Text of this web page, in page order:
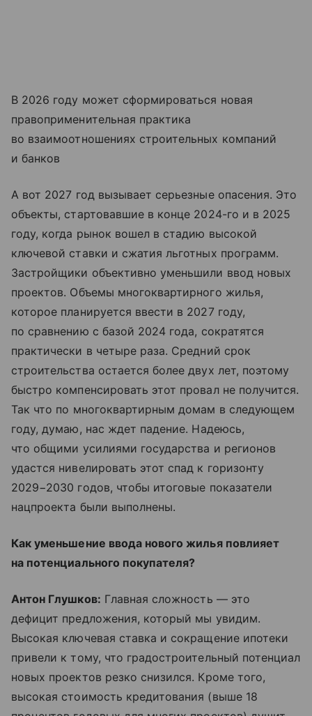
В 2026 году может сформироваться новая
правоприменительная практика
во взаимоотношениях строительных компаний
и банков
А вот 2027 год вызывает серьезные опасения. Это
объекты, стартовавшие в конце 2024-го и в 2025
году, когда рынок вошел в стадию высокой
ключевой ставки и сжатия льготных программ.
Застройщики объективно уменьшили ввод новых
проектов. Объемы многоквартирного жилья,
которое планируется ввести в 2027 году,
по сравнению с базой 2024 года, сократятся
практически в четыре раза. Средний срок
строительства остается более двух лет, поэтому
быстро компенсировать этот провал не получится.
Так что по многоквартирным домам в следующем
году, думаю, нас ждет падение. Надеюсь,
что общими усилиями государства и регионов
удастся нивелировать этот спад к горизонту
2029−2030 годов, чтобы итоговые показатели
нацпроекта были выполнены.
Как уменьшение ввода нового жилья повлияет
на потенциального покупателя?
Антон Глушков: Главная сложность — это
дефицит предложения, который мы увидим.
Высокая ключевая ставка и сокращение ипотеки
привели к тому, что градостроительный потенциал
новых проектов резко снизился. Кроме того,
высокая стоимость кредитования (выше 18